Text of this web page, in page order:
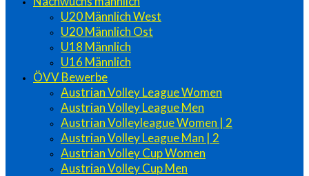
U20 Männlich West
U20 Männlich Ost
U18 Männlich
U16 Männlich
ÖVV Bewerbe
Austrian Volley League Women
Austrian Volley League Men
Austrian Volleyleague Women | 2
Austrian Volley League Man | 2
Austrian Volley Cup Women
Austrian Volley Cup Men